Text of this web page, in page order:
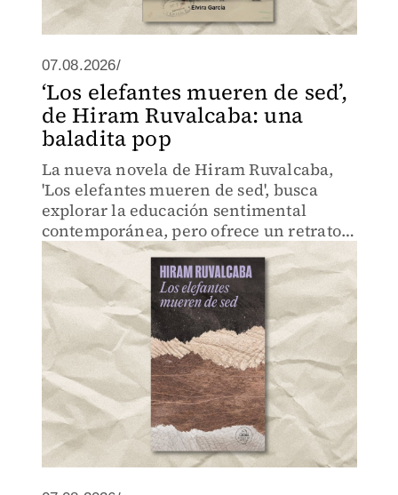
07.08.2026/
‘Los elefantes mueren de sed’,
de Hiram Ruvalcaba: una
baladita pop
La nueva novela de Hiram Ruvalcaba,
'Los elefantes mueren de sed', busca
explorar la educación sentimental
contemporánea, pero ofrece un retrato
previsible del matrimonio.